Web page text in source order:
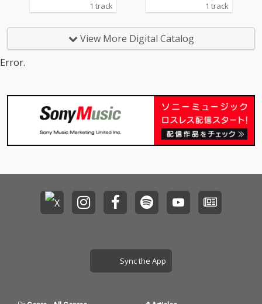
さらに「PAC-MAN あ
MANISM』」としてコ
1 track
から配信開始の『推し
第5話の主題歌。ヤバT
らしいアッパーチュー
1 track
View More Digital Catalog
Error.
Sync the App